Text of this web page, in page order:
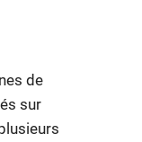
de
sur